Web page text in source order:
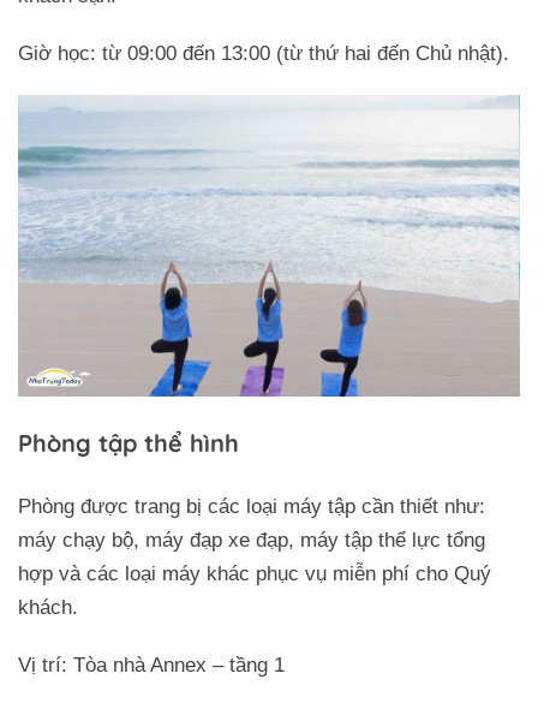
Giờ học: từ 09:00 đến 13:00 (từ thứ hai đến Chủ nhật).
Phòng tập thể hình
Phòng được trang bị các loại máy tập cần thiết như:
máy chạy bộ, máy đạp xe đạp, máy tập thể lực tổng
hợp và các loại máy khác phục vụ miễn phí cho Quý
khách.
Vị trí: Tòa nhà Annex – tầng 1